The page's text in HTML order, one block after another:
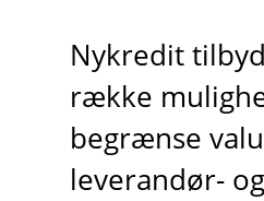
Nykredit
række
begrænse
leverandør- og